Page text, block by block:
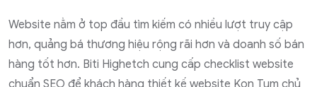
Website nằm ở top đầu tìm kiếm có nhiều lượt truy cập
hơn, quảng bá thương hiệu rộng rãi hơn và doanh số bán
hàng tốt hơn. Biti Highetch cung cấp checklist website